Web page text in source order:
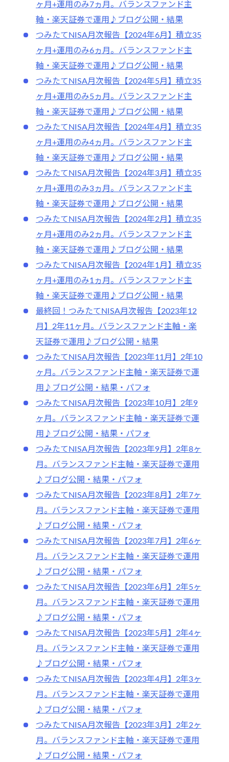
ヶ月+運用のみ7ヵ月。バランスファンド主
軸・楽天証券で運用♪ブログ公開・結果
つみたてNISA月次報告【2024年6月】積立35
ヶ月+運用のみ6ヵ月。バランスファンド主
軸・楽天証券で運用♪ブログ公開・結果
つみたてNISA月次報告【2024年5月】積立35
ヶ月+運用のみ5ヵ月。バランスファンド主
軸・楽天証券で運用♪ブログ公開・結果
つみたてNISA月次報告【2024年4月】積立35
ヶ月+運用のみ4ヵ月。バランスファンド主
軸・楽天証券で運用♪ブログ公開・結果
つみたてNISA月次報告【2024年3月】積立35
ヶ月+運用のみ3ヵ月。バランスファンド主
軸・楽天証券で運用♪ブログ公開・結果
つみたてNISA月次報告【2024年2月】積立35
ヶ月+運用のみ2ヵ月。バランスファンド主
軸・楽天証券で運用♪ブログ公開・結果
つみたてNISA月次報告【2024年1月】積立35
ヶ月+運用のみ1ヵ月。バランスファンド主
軸・楽天証券で運用♪ブログ公開・結果
最終回！つみたてNISA月次報告【2023年12
月】2年11ヶ月。バランスファンド主軸・楽
天証券で運用♪ブログ公開・結果
つみたてNISA月次報告【2023年11月】2年10
ヶ月。バランスファンド主軸・楽天証券で運
用♪ブログ公開・結果・パフォ
つみたてNISA月次報告【2023年10月】2年9
ヶ月。バランスファンド主軸・楽天証券で運
用♪ブログ公開・結果・パフォ
つみたてNISA月次報告【2023年9月】2年8ヶ
月。バランスファンド主軸・楽天証券で運用
♪ブログ公開・結果・パフォ
つみたてNISA月次報告【2023年8月】2年7ヶ
月。バランスファンド主軸・楽天証券で運用
♪ブログ公開・結果・パフォ
つみたてNISA月次報告【2023年7月】2年6ヶ
月。バランスファンド主軸・楽天証券で運用
♪ブログ公開・結果・パフォ
つみたてNISA月次報告【2023年6月】2年5ヶ
月。バランスファンド主軸・楽天証券で運用
♪ブログ公開・結果・パフォ
つみたてNISA月次報告【2023年5月】2年4ヶ
月。バランスファンド主軸・楽天証券で運用
♪ブログ公開・結果・パフォ
つみたてNISA月次報告【2023年4月】2年3ヶ
月。バランスファンド主軸・楽天証券で運用
♪ブログ公開・結果・パフォ
つみたてNISA月次報告【2023年3月】2年2ヶ
月。バランスファンド主軸・楽天証券で運用
♪ブログ公開・結果・パフォ